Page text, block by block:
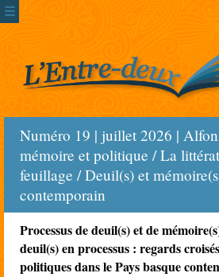
☰
Numéro 19 | juillet 2026 |
mémoire et politique / La
feuillage / Deuil(s) et
contemporain
Processus de deuil(s) et de
deuil(s) en processus : regards
politiques dans le Pays basque